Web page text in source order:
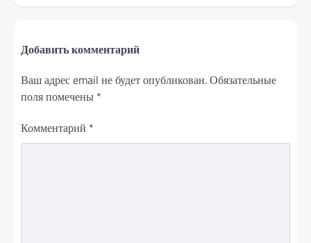
Добавить комментарий
Ваш адрес email не будет опубликован.Обязательные
поля помечены *
Комментарий *